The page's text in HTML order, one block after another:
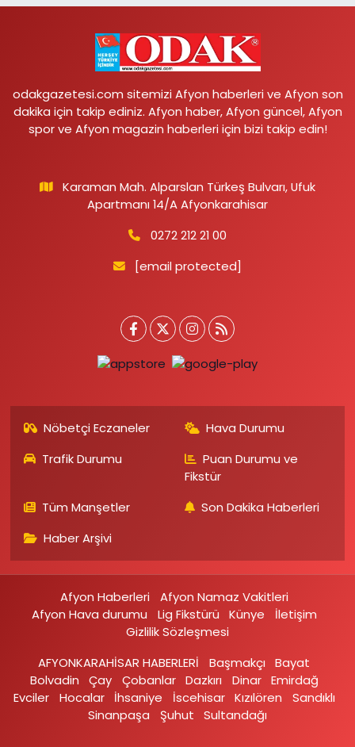
odakgazetesi.com sitemizi Afyon haberleri ve Afyon son
dakika için takip ediniz. Afyon haber, Afyon güncel, Afyon
spor ve Afyon magazin haberleri için bizi takip edin!
Karaman Mah. Alparslan Türkeş Bulvarı, Ufuk
Apartmanı 14/A Afyonkarahisar
0272 212 21 00
[email protected]
Nöbetçi Eczaneler
Hava Durumu
Trafik Durumu
Puan Durumu ve
Fikstür
Tüm Manşetler
Son Dakika Haberleri
Haber Arşivi
Afyon Haberleri
Afyon Namaz Vakitleri
Afyon Hava durumu
Lig Fikstürü Künye
İletişim
Gizlilik Sözleşmesi
AFYONKARAHİSAR HABERLERİ
Başmakçı
Bayat
Bolvadin
Çay Çobanlar Dazkırı Dinar Emirdağ‎
Evciler‎
Hocalar İhsaniye‎ İscehisar Kızılören‎
Sandıklı‎
Sinanpaşa
Şuhut Sultandağı